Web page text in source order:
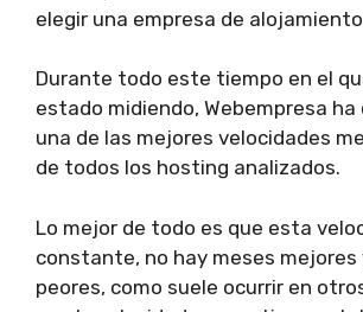
elegir una empresa de
Durante todo este tiempo en el
estado midiendo, Webempresa ha
una de las mejores velocidades
de todos los hosting analizados.
Lo mejor de todo es que esta
constante, no hay meses mejores
peores, como suele ocurrir en